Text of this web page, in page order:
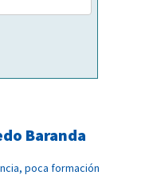
Baranda
poca formación